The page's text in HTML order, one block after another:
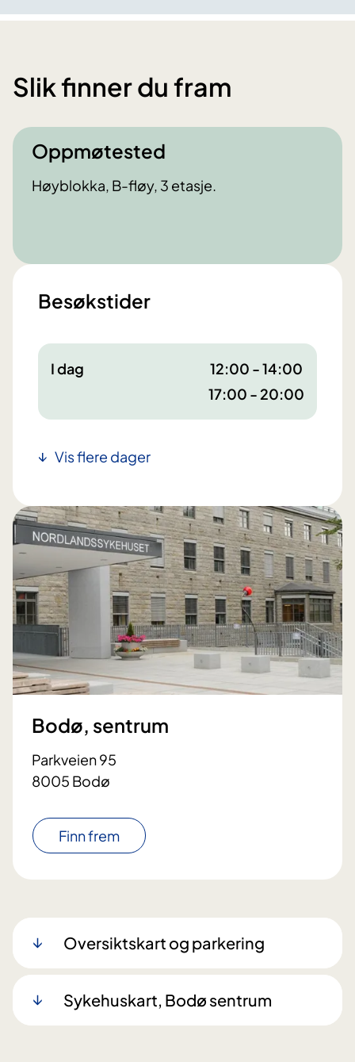
Slik finner du fram
Oppmøtested
Høyblokka, B-fløy, 3 etasje.
Besøkstider
I dag
12:00 - 14:00
17:00 - 20:00
Vis flere dager
Bodø, sentrum
Parkveien 95
8005 Bodø
Finn frem
Oversiktskart og parkering
Sykehuskart, Bodø sentrum